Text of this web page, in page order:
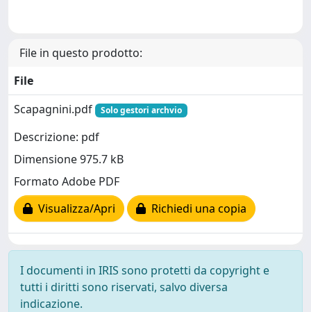
File in questo prodotto:
File
Scapagnini.pdf
Solo gestori archvio
Descrizione: pdf
Dimensione 975.7 kB
Formato Adobe PDF
Visualizza/Apri
Richiedi una copia
I documenti in IRIS sono protetti da copyright e
tutti i diritti sono riservati, salvo diversa
indicazione.